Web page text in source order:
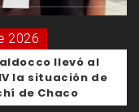
2026
llevó al
la situación de
de Chaco